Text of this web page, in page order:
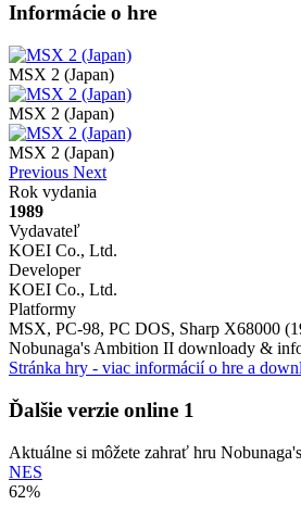
Informácie o hre
MSX 2 (Japan)
MSX 2 (Japan)
MSX 2 (Japan)
Previous Next
Rok vydania
1989
Vydavateľ
KOEI Co., Ltd.
Developer
KOEI Co., Ltd.
Platformy
MSX, PC-98, PC DOS, Sharp X68000
Nobunaga's Ambition II downloady &
Stránka hry - viac informácií o hre a
Ďalšie verzie online 1
Aktuálne si môžete zahrať hru
NES
62%